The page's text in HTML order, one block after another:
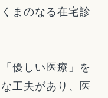
まのなる在宅診
優しい医療」を
工夫があり、医